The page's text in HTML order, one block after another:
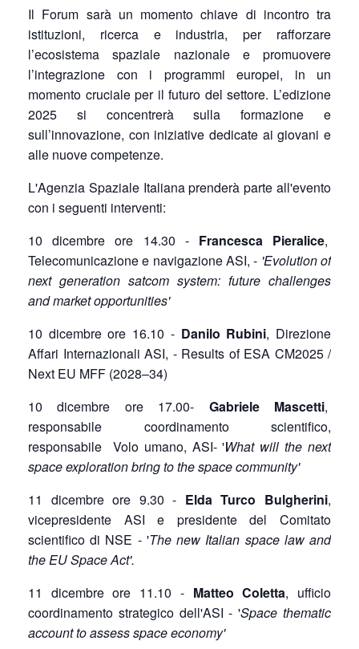
Il Forum sarà un momento chiave di incontro tra
istituzioni, ricerca e industria, per rafforzare
l’ecosistema spaziale nazionale e promuovere
l’integrazione con i programmi europei, in un
momento cruciale per il futuro del settore. L’edizione
2025 si concentrerà sulla formazione e
sull’innovazione, con iniziative dedicate ai giovani e
alle nuove competenze.
L'Agenzia Spaziale Italiana prenderà parte all'evento
con i seguenti interventi:
10 dicembre ore 14.30 - Francesca Pieralice,
Telecomunicazione e navigazione ASI, - 'Evolution of
next generation satcom system: future challenges
and market opportunities'
10 dicembre ore 16.10 - Danilo Rubini, Direzione
Affari Internazionali ASI, - Results of ESA CM2025 /
Next EU MFF (2028–34)
10 dicembre ore 17.00- Gabriele Mascetti,
responsabile coordinamento scientifico,
responsabile Volo umano, ASI- 'What will the next
space exploration bring to the space community'
11 dicembre ore 9.30 - Elda Turco Bulgherini,
vicepresidente ASI e presidente del Comitato
scientifico di NSE - 'The new Italian space law and
the EU Space Act'.
11 dicembre ore 11.10 - Matteo Coletta, ufficio
coordinamento strategico dell'ASI - 'Space thematic
account to assess space economy'